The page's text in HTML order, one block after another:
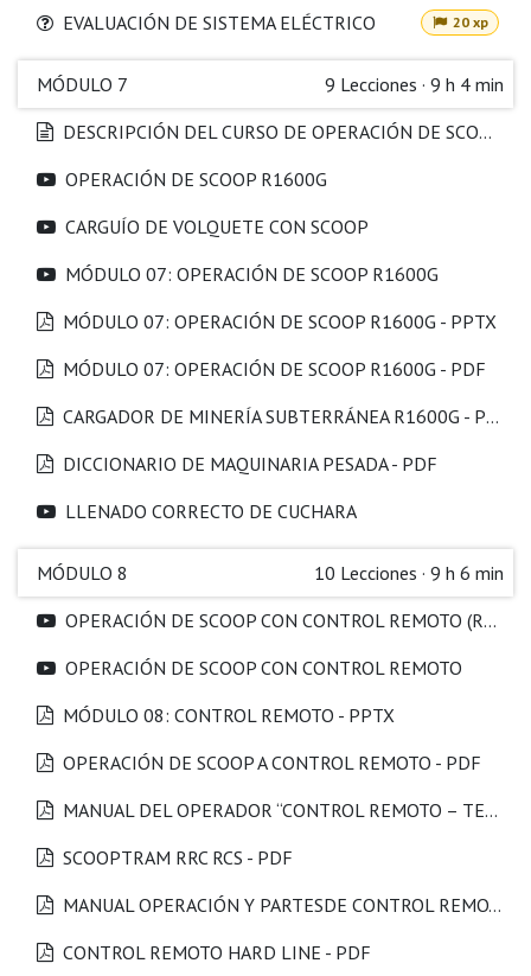
EVALUACIÓN DE SISTEMA ELÉCTRICO
20 xp
MÓDULO 7 9 Lecciones · 9 h 4 min
DESCRIPCIÓN DEL CURSO DE OPERACIÓN DE SCOOP R1600G
OPERACIÓN DE SCOOP R1600G
CARGUÍO DE VOLQUETE CON SCOOP
MÓDULO 07: OPERACIÓN DE SCOOP R1600G
MÓDULO 07: OPERACIÓN DE SCOOP R1600G - PPTX
MÓDULO 07: OPERACIÓN DE SCOOP R1600G - PDF
CARGADOR DE MINERÍA SUBTERRÁNEA R1600G - PDF
DICCIONARIO DE MAQUINARIA PESADA - PDF
LLENADO CORRECTO DE CUCHARA
MÓDULO 8 10 Lecciones · 9 h 6 min
OPERACIÓN DE SCOOP CON CONTROL REMOTO (RRC)
OPERACIÓN DE SCOOP CON CONTROL REMOTO
MÓDULO 08: CONTROL REMOTO - PPTX
OPERACIÓN DE SCOOP A CONTROL REMOTO - PDF
MANUAL DEL OPERADOR “CONTROL REMOTO – TELEMANDO”
SCOOPTRAM RRC RCS - PDF
MANUAL OPERACIÓN Y PARTESDE CONTROL REMOTO LHD R1600H - PDF
CONTROL REMOTO HARD LINE - PDF